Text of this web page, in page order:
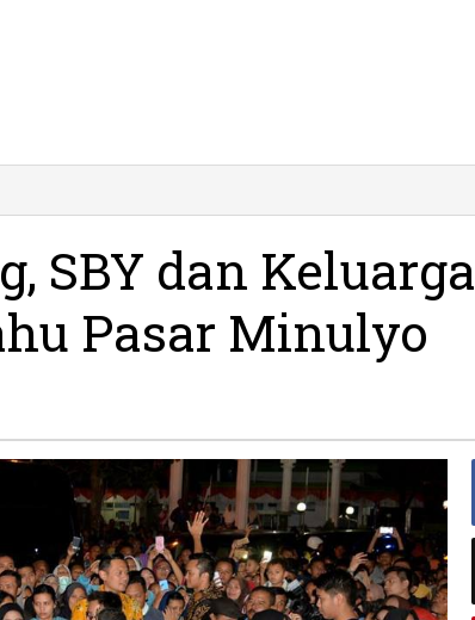
SBY dan Keluarga
Pasar Minulyo